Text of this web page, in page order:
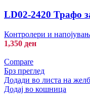
LD02-2420 Трафо
Контролери и
1,350 ден
Compare
Брз преглед
Додади во листа на
Додај во кошница